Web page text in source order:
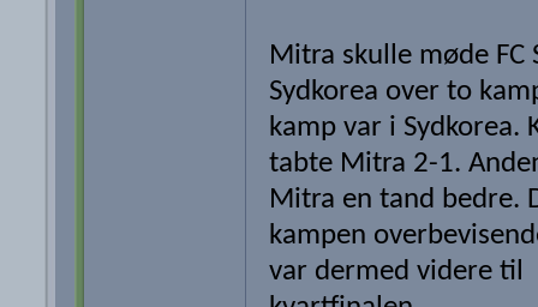
Mitra skulle møde FC
Sydkorea over to
kamp var i Sydkorea.
tabte Mitra 2-1.
Mitra en tand bedre.
kampen
var dermed videre til